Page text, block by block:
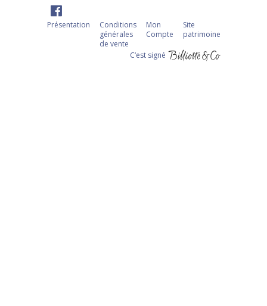
Présentation
Conditions
générales
de vente
Mon
Compte
Site
patrimoine
C‘est signé